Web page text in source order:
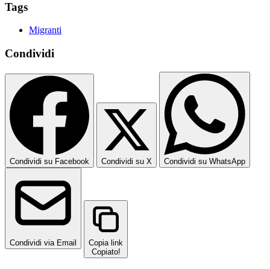
Tags
Migranti
Condividi
Condividi su Facebook Condividi su X Condividi su WhatsApp
Condividi via Email
Copia link
Copiato!